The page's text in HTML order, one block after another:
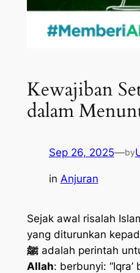
Kewajiban
dalam
Sep 26, 2025—by
in Anjuran
Sejak awal risalah
yang diturunkan
ﷺadalah perintah
Allah: berbunyi: